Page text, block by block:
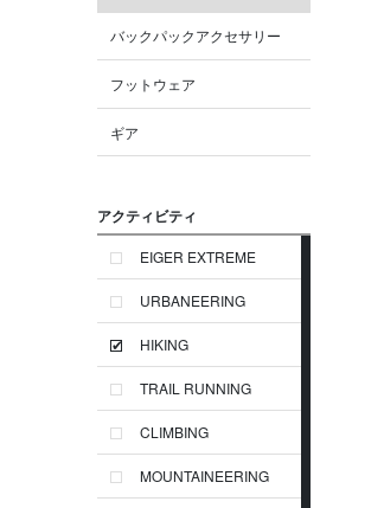
バックパックアクセサリー
フットウェア
ギア
アクティビティ
EIGER EXTREME
URBANEERING
HIKING
TRAIL RUNNING
CLIMBING
MOUNTAINEERING